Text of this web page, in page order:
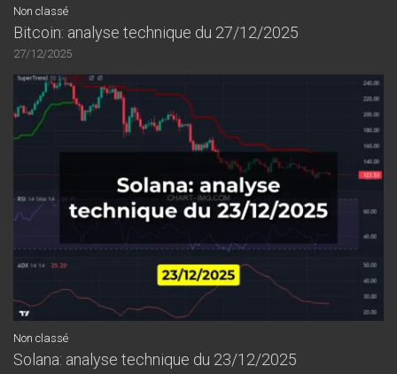
Non classé
Bitcoin: analyse technique du 27/12/2025
27/12/2025
Non classé
Solana: analyse technique du 23/12/2025